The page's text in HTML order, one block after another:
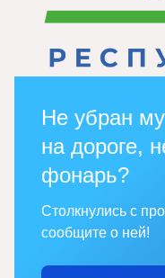
Не убран
на дороге,
фонарь?
Столкнулись с
сообщите о ней!